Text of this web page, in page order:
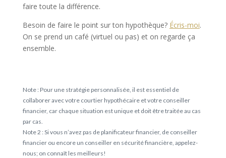
faire toute la différence.
Besoin de faire le point sur ton hypothèque? Écris-moi.
On se prend un café (virtuel ou pas) et on regarde ça
ensemble.
Note : Pour une stratégie personnalisée, il est essentiel de
collaborer avec votre courtier hypothécaire et votre conseiller
financier, car chaque situation est unique et doit être traitée au cas
par cas.
Note 2 : Si vous n’avez pas de planificateur financier, de conseiller
financier ou encore un conseiller en sécurité financière, appelez-
nous; on connaît les meilleurs!